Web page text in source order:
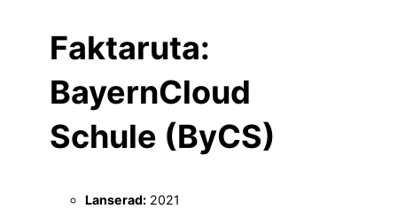
Faktaruta:
BayernCloud
Schule (ByCS)
Lanserad: 2021